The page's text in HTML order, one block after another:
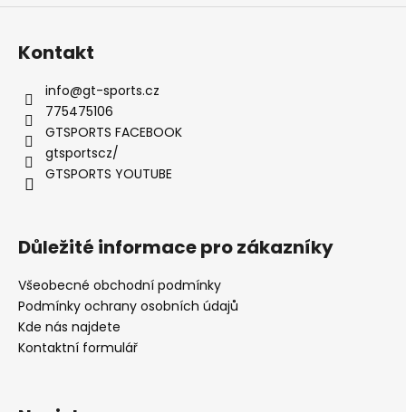
Kontakt
info@gt-sports.cz
775475106
GTSPORTS FACEBOOK
gtsportscz/
GTSPORTS YOUTUBE
Důležité informace pro zákazníky
Všeobecné obchodní podmínky
Podmínky ochrany osobních údajů
Kde nás najdete
Kontaktní formulář